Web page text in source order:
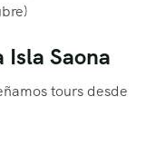
Isla Saona
tours desde